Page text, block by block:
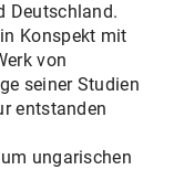
Deutschland.
Konspekt mit
von
seiner Studien
entstanden
ungarischen